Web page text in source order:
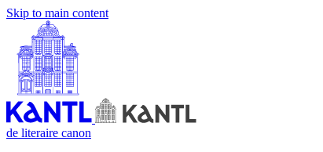
Skip to main content
de literaire canon